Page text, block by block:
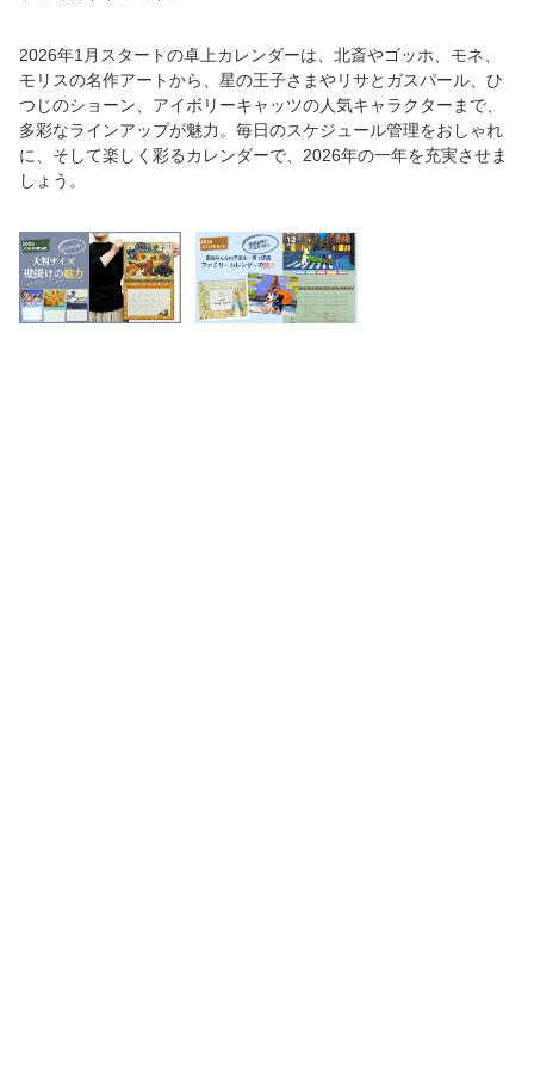
2026年1月スタートの卓上カレンダーは、北斎やゴッホ、モネ、
モリスの名作アートから、星の王子さまやリサとガスパール、ひ
つじのショーン、アイボリーキャッツの人気キャラクターまで、
多彩なラインアップが魅力。毎日のスケジュール管理をおしゃれ
に、そして楽しく彩るカレンダーで、2026年の一年を充実させま
しょう。